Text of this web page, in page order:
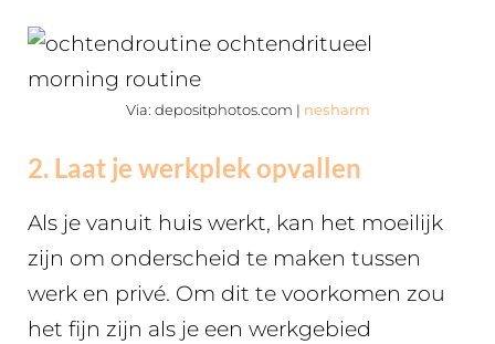
Via: depositphotos.com | nesharm
2. Laat je werkplek opvallen
Als je vanuit huis werkt, kan het moeilijk
zijn om onderscheid te maken tussen
werk en privé. Om dit te voorkomen zou
het fijn zijn als je een werkgebied